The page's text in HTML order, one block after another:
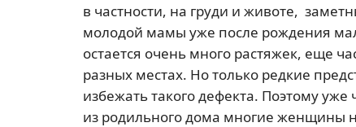
в частности, на груди и животе,
молодой мамы уже после рождения
остается очень много растяжек, еще
разных местах. Но только редкие
избежать такого дефекта. Поэтому
из родильного дома многие женщины